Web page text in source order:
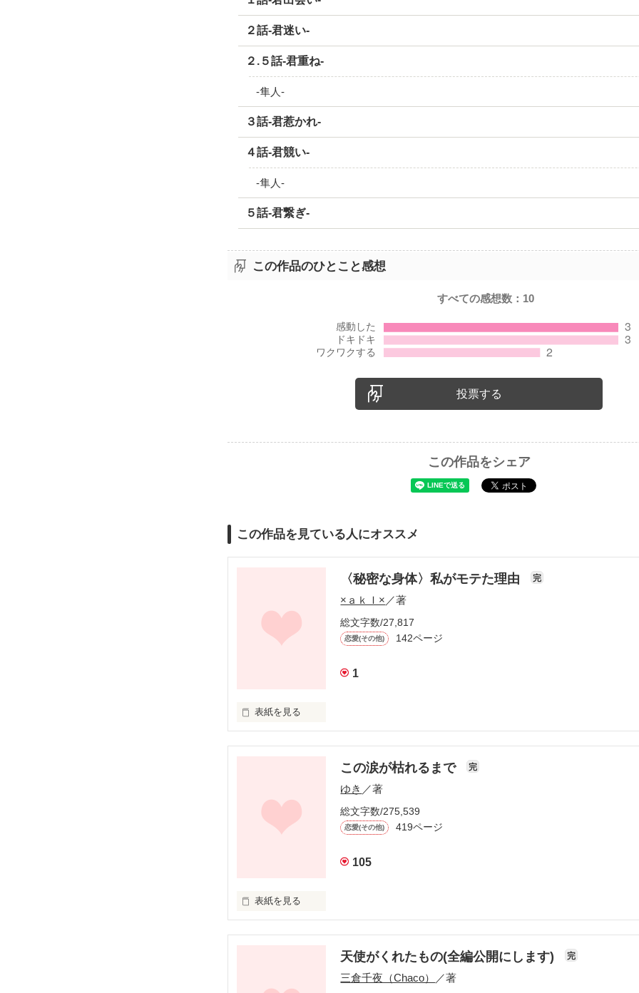
２話-君迷い-
２.５話-君重ね-
-隼人-
３話-君惹かれ-
４話-君競い-
-隼人-
５話-君繋ぎ-
この作品のひとこと感想
すべての感想数： 10
投票する
この作品をシェア
この作品を見ている人にオススメ
〈秘密な身体〉私がモテた理由 完
×ａｋＩ× ／著
総文字数/27,817
恋愛(その他) 142ページ
1
表紙を見る
爪を塗り…
ラブな表現あります☆
この涙が枯れるまで 完
ゆき ／著
総文字数/275,539
恋愛(その他) 419ページ
105
表紙を見る
天使がくれたもの(全編公開にします) 完
三倉千夜（Chaco） ／著